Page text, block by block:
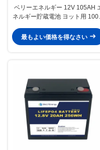
ベリーエネルギー 12V 105AH
ネルギー貯蔵電池 ヨット用
最もよい価格を得なさい